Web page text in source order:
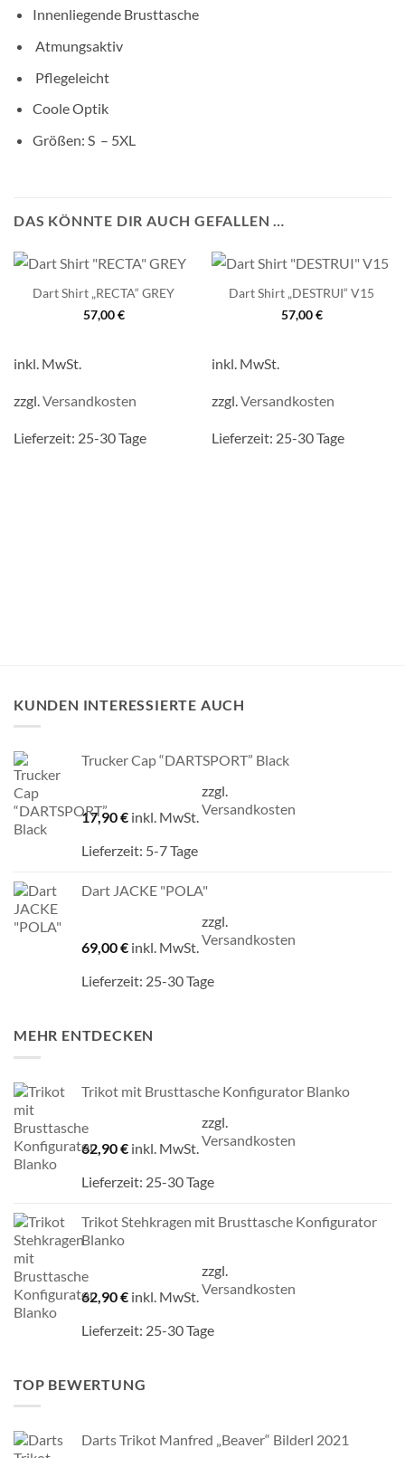
Innenliegende Brusttasche
Atmungsaktiv
Pflegeleicht
Coole Optik
Größen: S – 5XL
DAS KÖNNTE DIR AUCH GEFALLEN …
Dart Shirt „RECTA“ GREY
57,00€
inkl. MwSt.
zzgl. Versandkosten
Lieferzeit: 25-30 Tage
Dart Shirt „DESTRUI“ V15
57,00€
inkl. MwSt.
zzgl. Versandkosten
Lieferzeit: 25-30 Tage
KUNDEN INTERESSIERTE AUCH
Trucker Cap “DARTSPORT” Black
17,90€ inkl. MwSt.
zzgl.
Versandkosten
Lieferzeit: 5-7 Tage
Dart JACKE "POLA"
69,00€ inkl. MwSt.
zzgl.
Versandkosten
Lieferzeit: 25-30 Tage
MEHR ENTDECKEN
Trikot mit Brusttasche Konfigurator Blanko
62,90€ inkl. MwSt.
zzgl.
Versandkosten
Lieferzeit: 25-30 Tage
Trikot Stehkragen mit Brusttasche Konfigurator
Blanko
62,90€ inkl. MwSt.
zzgl.
Versandkosten
Lieferzeit: 25-30 Tage
TOP BEWERTUNG
Darts Trikot Manfred „Beaver“ Bilderl 2021